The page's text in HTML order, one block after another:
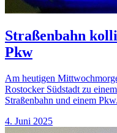
Straßenbahn
Pkw
Am heutigen
Rostocker Südstadt zu
Straßenbahn und einem Pkw.
4. Juni 2025